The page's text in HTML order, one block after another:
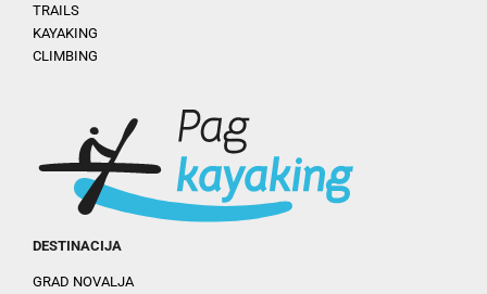
TRAILS
KAYAKING
CLIMBING
DESTINACIJA
GRAD NOVALJA